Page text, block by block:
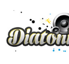
contenuto